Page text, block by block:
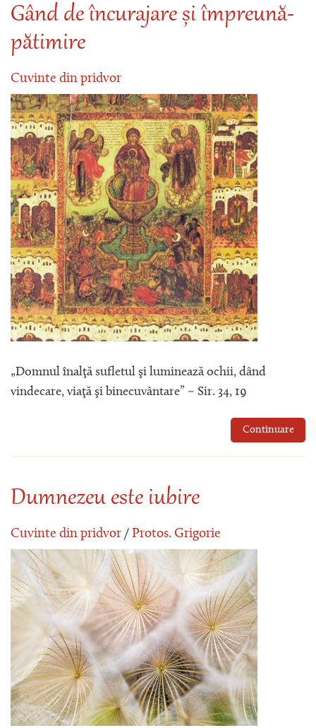
Gând de încurajare și împreună-
pătimire
Cuvinte din pridvor
„Domnul înalţă sufletul şi luminează ochii, dând
vindecare, viaţă şi binecuvântare” – Sir. 34, 19
Continuare
Dumnezeu este iubire
Cuvinte din pridvor / Protos. Grigorie